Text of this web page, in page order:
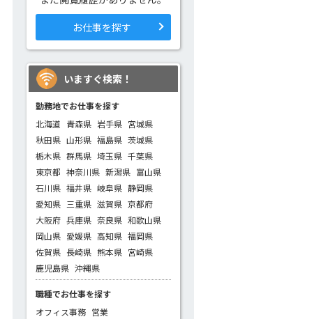
お仕事を探す
いますぐ検索！
勤務地でお仕事を探す
北海道 青森県 岩手県 宮城県
秋田県 山形県 福島県 茨城県
栃木県 群馬県 埼玉県 千葉県
東京都 神奈川県 新潟県 富山県
石川県 福井県 岐阜県 静岡県
愛知県 三重県 滋賀県 京都府
大阪府 兵庫県 奈良県 和歌山県
岡山県 愛媛県 高知県 福岡県
佐賀県 長崎県 熊本県 宮崎県
鹿児島県 沖縄県
職種でお仕事を探す
オフィス事務 営業